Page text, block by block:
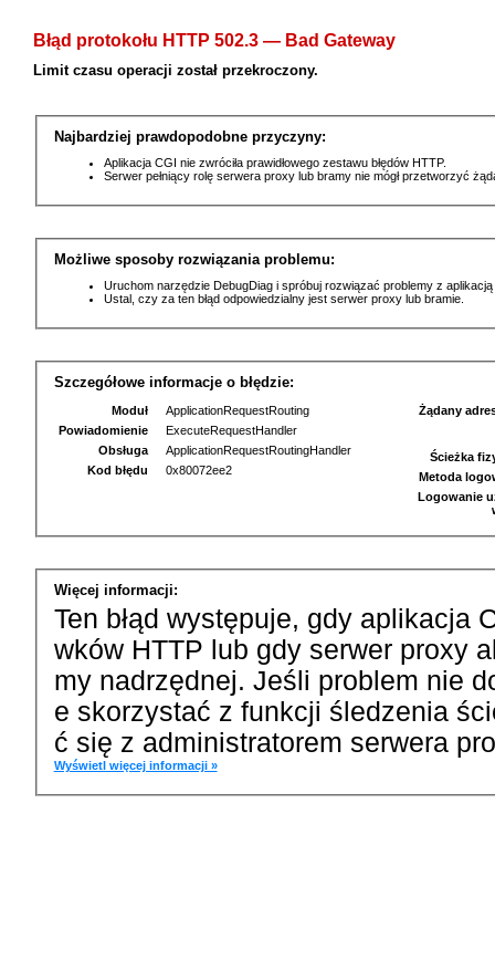
Błąd protokołu HTTP 502.3 — Bad Gateway
Limit czasu operacji został przekroczony.
Najbardziej prawdopodobne przyczyny:
Aplikacja CGI nie zwróciła prawidłowego zestawu błędów HTTP.
Serwer pełniący rolę serwera proxy lub bramy nie mógł przetworzyć
Możliwe sposoby rozwiązania problemu:
Uruchom narzędzie DebugDiag i spróbuj rozwiązać problemy z
Ustal, czy za ten błąd odpowiedzialny jest serwer proxy lub bramie.
Szczegółowe informacje o błędzie:
Moduł
ApplicationRequestRouting
Powiadomienie
ExecuteRequestHandler
Obsługa
ApplicationRequestRoutingHandler
Kod błędu
0x80072ee2
Żądany
Ścieżka
Metoda
Logowanie
Więcej informacji:
Ten błąd występuje, gdy aplikacja
wków HTTP lub gdy serwer proxy
my nadrzędnej. Jeśli problem nie
e skorzystać z funkcji śledzenia
ć się z administratorem serwera
Wyświetl więcej informacji »